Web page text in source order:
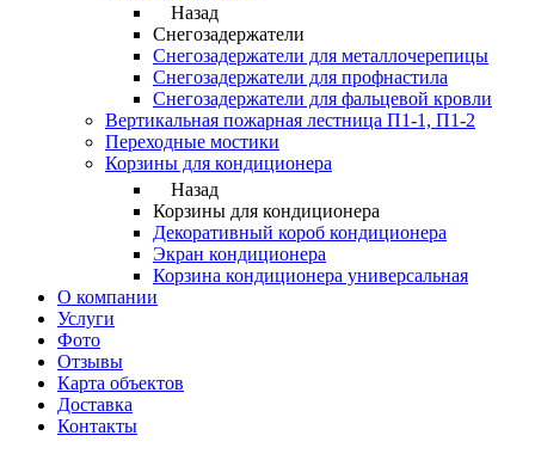
Назад
Снегозадержатели
Снегозадержатели для металлочерепицы
Снегозадержатели для профнастила
Снегозадержатели для фальцевой кровли
Вертикальная пожарная лестница П1-1, П1-2
Переходные мостики
Корзины для кондиционера
Назад
Корзины для кондиционера
Декоративный короб кондиционера
Экран кондиционера
Корзина кондиционера универсальная
О компании
Услуги
Фото
Отзывы
Карта объектов
Доставка
Контакты